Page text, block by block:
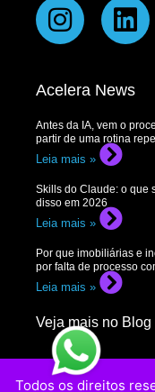
Acelera News
Antes da IA, vem o
partir de uma rotina
Leia mais »
Skills do Claude: o que
disso em 2026
Leia mais »
Por que imobiliárias e
por falta de processo
Leia mais »
Veja mais no Blog
Todos os direitos